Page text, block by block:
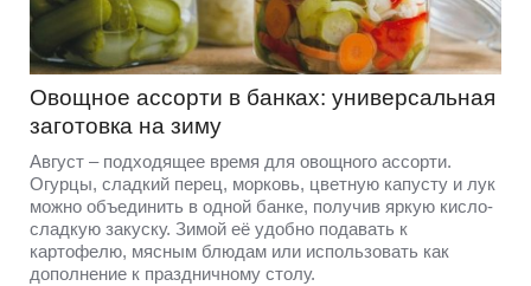
Овощное ассорти в банках: универсальная
заготовка на зиму
Август – подходящее время для овощного ассорти.
Огурцы, сладкий перец, морковь, цветную капусту и лук
можно объединить в одной банке, получив яркую кисло-
сладкую закуску. Зимой её удобно подавать к
картофелю, мясным блюдам или использовать как
дополнение к праздничному столу.